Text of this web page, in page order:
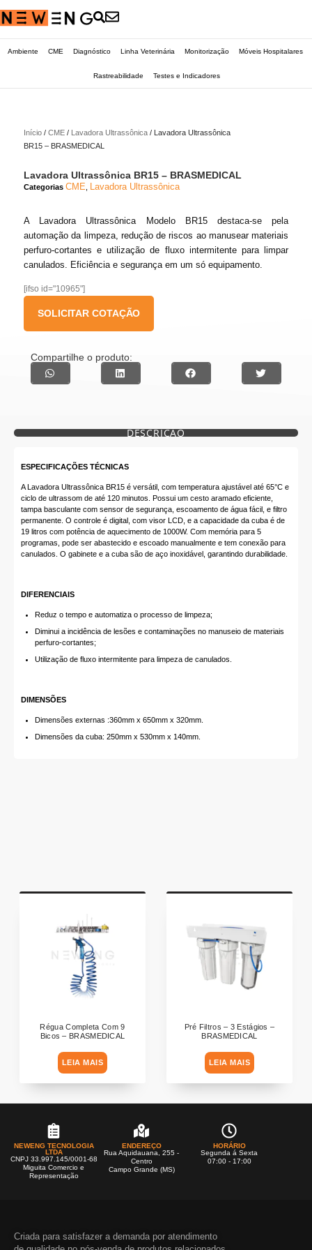
Ambiente CME Diagnóstico Linha Veterinária Monitorização Móveis Hospitalares
Rastreabilidade Testes e Indicadores
Início / CME / Lavadora Ultrassônica / Lavadora Ultrassônica
BR15 – BRASMEDICAL
Lavadora Ultrassônica BR15 – BRASMEDICAL
Categorias CME Lavadora Ultrassônica
A Lavadora Ultrassônica Modelo BR15 destaca-se pela
automação da limpeza, redução de riscos ao manusear materiais
perfuro-cortantes e utilização de fluxo intermitente para limpar
canulados. Eficiência e segurança em um só equipamento.
[ifso id="10965"]
SOLICITAR COTAÇÃO
Compartilhe o produto:
DESCRIÇÃO
ESPECIFICAÇÕES TÉCNICAS
A Lavadora Ultrassônica BR15 é versátil, com temperatura ajustável até 65°C e
ciclo de ultrassom de até 120 minutos. Possui um cesto aramado eficiente,
tampa basculante com sensor de segurança, escoamento de água fácil, e filtro
permanente. O controle é digital, com visor LCD, e a capacidade da cuba é de
19 litros com potência de aquecimento de 1000W. Com memória para 5
programas, pode ser abastecido e escoado manualmente e tem conexão para
canulados. O gabinete e a cuba são de aço inoxidável, garantindo durabilidade.
DIFERENCIAIS
Reduz o tempo e automatiza o processo de limpeza;
Diminui a incidência de lesões e contaminações no manuseio de materiais
perfuro-cortantes;
Utilização de fluxo intermitente para limpeza de canulados.
DIMENSÕES
Dimensões externas :360mm x 650mm x 320mm.
Dimensões da cuba: 250mm x 530mm x 140mm.
Régua Completa Com 9
Bicos – BRASMEDICAL
LEIA MAIS
Pré Filtros – 3 Estágios –
BRASMEDICAL
LEIA MAIS
NEWENG TECNOLOGIA
LTDA
CNPJ 33.997.145/0001-68
Miguita Comercio e
Representação
ENDEREÇO
Rua Aquidauana, 255 -
Centro
Campo Grande (MS)
HORÁRIO
Segunda á Sexta
07:00 - 17:00
Criada para satisfazer a demanda por atendimento